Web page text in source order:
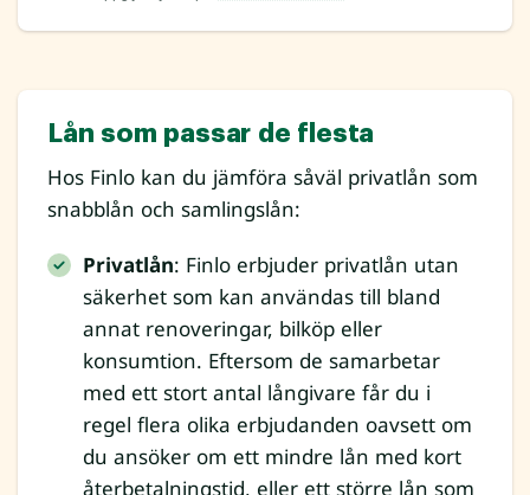
Lån som passar de flesta
Hos Finlo kan du jämföra såväl privatlån som
snabblån och samlingslån:
Privatlån: Finlo erbjuder privatlån utan
säkerhet som kan användas till bland
annat renoveringar, bilköp eller
konsumtion. Eftersom de samarbetar
med ett stort antal långivare får du i
regel flera olika erbjudanden oavsett om
du ansöker om ett mindre lån med kort
återbetalningstid, eller ett större lån som